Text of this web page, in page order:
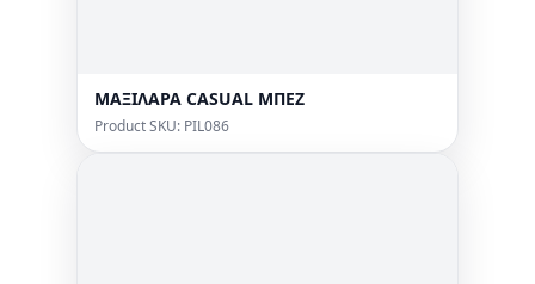
ΜΑΞΙΛΑΡΑ CASUAL MΠΕΖ
Product SKU: PIL086